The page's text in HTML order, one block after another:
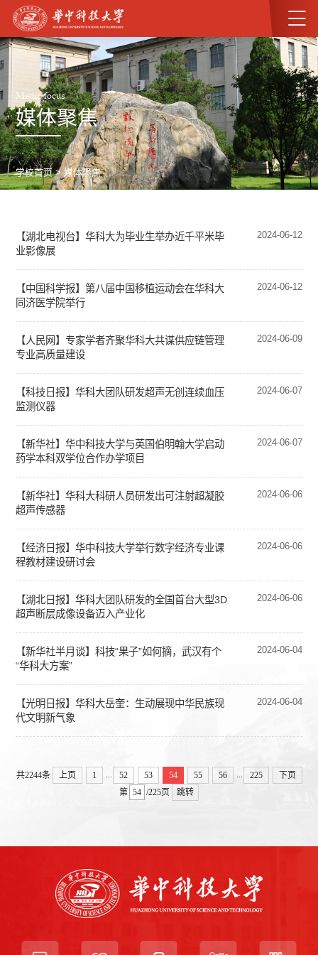
Media focus
媒体聚焦
学校首页>媒体聚焦
【湖北电视台】华科大为毕业生举办近千平米毕
业影像展
2024-06-12
【中国科学报】第八届中国移植运动会在华科大
同济医学院举行
2024-06-12
【人民网】专家学者齐聚华科大共谋供应链管理
专业高质量建设
2024-06-09
【科技日报】华科大团队研发超声无创连续血压
监测仪器
2024-06-07
【新华社】华中科技大学与英国伯明翰大学启动
药学本科双学位合作办学项目
2024-06-07
【新华社】华科大科研人员研发出可注射超凝胶
超声传感器
2024-06-06
【经济日报】华中科技大学举行数字经济专业课
程教材建设研讨会
2024-06-06
【湖北日报】华科大团队研发的全国首台大型3D
超声断层成像设备迈入产业化
2024-06-06
【新华社半月谈】科技“果子”如何摘，武汉有个
“华科大方案”
2024-06-04
【光明日报】华科大岳奎：生动展现中华民族现
代文明新气象
2024-06-04
共2244条 上页 1 52 53 54 55 56 225
下页
第
/225页 跳转